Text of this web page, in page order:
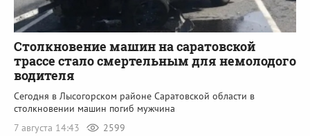
Столкновение машин на саратовской
трассе стало смертельным для немолодого
водителя
Сегодня в Лысогорском районе Саратовской области в
столкновении машин погиб мужчина
7 августа 14:43
2599